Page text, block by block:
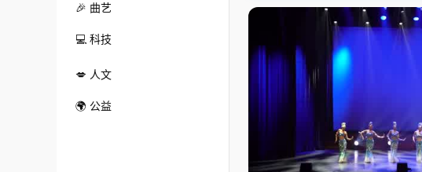
🎉 曲艺
💻 科技
💋 人文
🌍 公益